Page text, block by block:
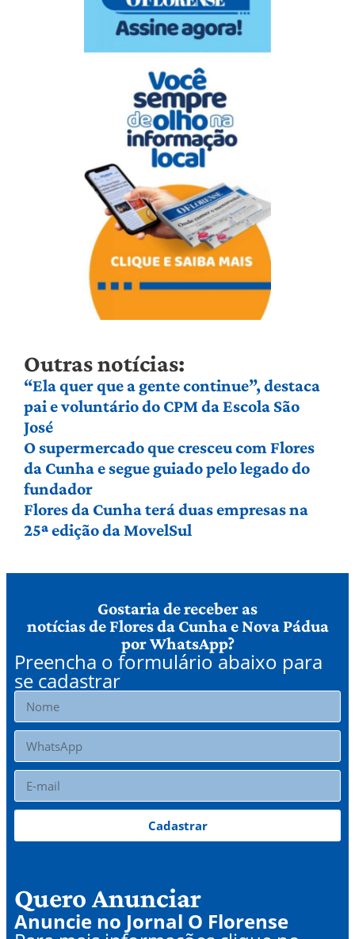
Outras notícias:
“Ela quer que a gente continue”, destaca
pai e voluntário do CPM da Escola São
José
O supermercado que cresceu com Flores
da Cunha e segue guiado pelo legado do
fundador
Flores da Cunha terá duas empresas na
25ª edição da MovelSul
Gostaria de receber as
notícias de Flores da Cunha e Nova Pádua
por WhatsApp?
Preencha o formulário abaixo para
se cadastrar
Cadastrar
Quero Anunciar
Anuncie no Jornal O Florense